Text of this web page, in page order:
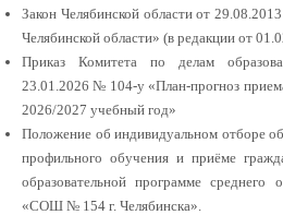
Закон Челябинской области от
Челябинской области» (в редакции от
Приказ Комитета по делам
23.01.2026 № 104-у «План-прогноз
2026/2027 учебный год»
Положение об индивидуальном отборе
профильного обучения и приёме
образовательной программе
«СОШ № 154 г. Челябинска».